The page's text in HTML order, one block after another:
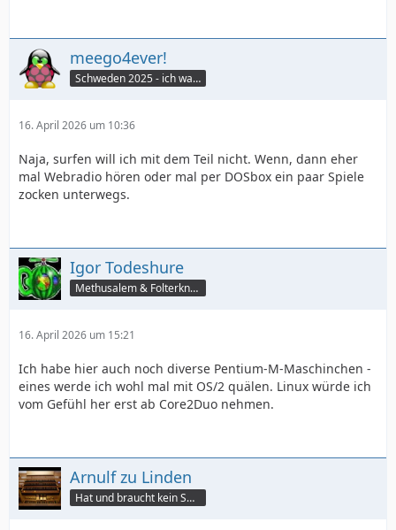
meego4ever!
Schweden 2025 - ich war da :seufz:
16. April 2026 um 10:36
Naja, surfen will ich mit dem Teil nicht. Wenn, dann eher
mal Webradio hören oder mal per DOSbox ein paar Spiele
zocken unterwegs.
Igor Todeshure
Methusalem & Folterknecht
16. April 2026 um 15:21
Ich habe hier auch noch diverse Pentium-M-Maschinchen -
eines werde ich wohl mal mit OS/2 quälen. Linux würde ich
vom Gefühl her erst ab Core2Duo nehmen.
Arnulf zu Linden
Hat und braucht kein Smartphone!